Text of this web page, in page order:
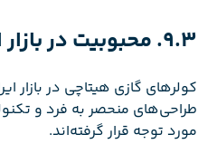
9.3. محبوبیت در بازار ایران
کولرهای گازی هیتاچی در بازار
طراحی‌های منحصر به فرد و
مورد توجه قرار گرفته‌اند.